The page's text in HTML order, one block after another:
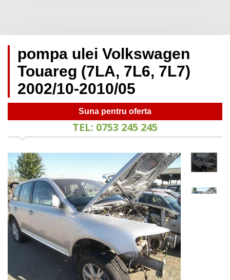
pompa ulei Volkswagen
Touareg (7LA, 7L6, 7L7)
2002/10-2010/05
Suna pentru oferta
TEL: 0753 245 245